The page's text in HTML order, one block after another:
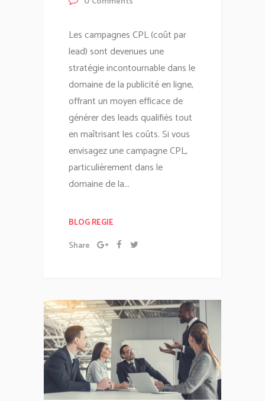
Les campagnes CPL (coût par
lead) sont devenues une
stratégie incontournable dans le
domaine de la publicité en ligne,
offrant un moyen efficace de
générer des leads qualifiés tout
en maîtrisant les coûts. Si vous
envisagez une campagne CPL,
particulièrement dans le
domaine de la...
BLOG REGIE
Share